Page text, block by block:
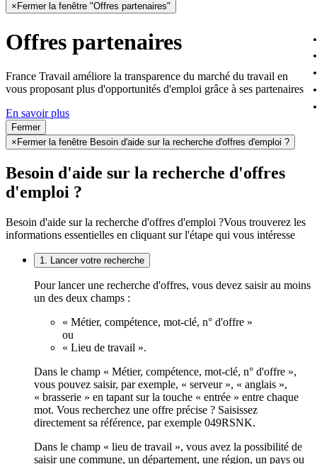
× Fermer la fenêtre "Offres partenaires"
Offres partenaires
France Travail améliore la transparence du marché du travail en
vous proposant plus d'opportunités d'emploi grâce à ses partenaires
En savoir plus
Fermer
× Fermer la fenêtre Besoin d'aide sur la recherche d'offres d'emploi ?
Besoin d'aide sur la recherche d'offres
d'emploi ?
Besoin d'aide sur la recherche d'offres d'emploi ?Vous trouverez les
informations essentielles en cliquant sur l'étape qui vous intéresse
1. Lancer votre recherche
Pour lancer une recherche d'offres, vous devez saisir au moins
un des deux champs :
« Métier, compétence, mot-clé, n° d'offre »
ou
« Lieu de travail ».
Dans le champ « Métier, compétence, mot-clé, n° d'offre »,
vous pouvez saisir, par exemple, « serveur », « anglais »,
« brasserie » en tapant sur la touche « entrée » entre chaque
mot. Vous recherchez une offre précise ? Saisissez
directement sa référence, par exemple 049RSNK.
Dans le champ « lieu de travail », vous avez la possibilité de
saisir une commune, un département, une région, un pays ou